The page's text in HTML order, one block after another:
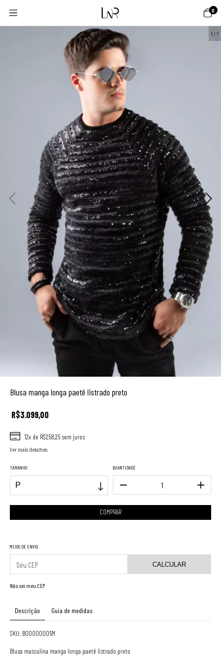
0
1 / 7
Blusa manga longa paetê listrado preto
R$3.099,00
12x de R$258,25sem juros
Ver mais detalhes
TAMANHO QUANTIDADE
MEIOS DE ENVIO
CALCULAR
Não sei meu CEP
Descrição Guia de medidas
SKU: B00000005M
Blusa masculina manga longa paetê listrado preto